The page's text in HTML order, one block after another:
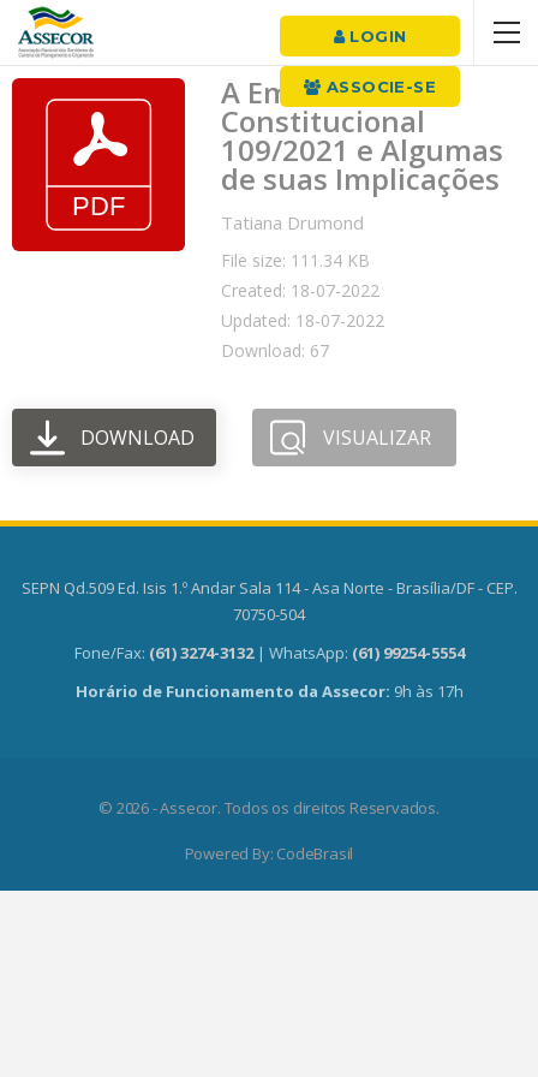
LOGIN
ASSOCIE-SE
A Emenda
Constitucional
109/2021 e Algumas
de suas Implicações
Tatiana Drumond
File size: 111.34 KB
Created: 18-07-2022
Updated: 18-07-2022
Download: 67
DOWNLOAD VISUALIZAR
SEPN Qd.509 Ed. Isis 1.º Andar Sala 114 - Asa Norte - Brasília/DF - CEP.
70750-504
Fone/Fax: (61) 3274-3132 | WhatsApp: (61) 99254-5554
Horário de Funcionamento da Assecor: 9h às 17h
© 2026 - Assecor. Todos os direitos Reservados.
Powered By: CodeBrasil